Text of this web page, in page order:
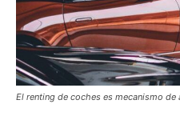
El renting de coches es mecanismo de